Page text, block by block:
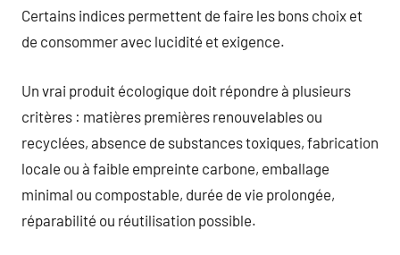
Certains indices permettent de faire les bons choix et
de consommer avec lucidité et exigence.
Un vrai produit écologique doit répondre à plusieurs
critères : matières premières renouvelables ou
recyclées, absence de substances toxiques, fabrication
locale ou à faible empreinte carbone, emballage
minimal ou compostable, durée de vie prolongée,
réparabilité ou réutilisation possible.